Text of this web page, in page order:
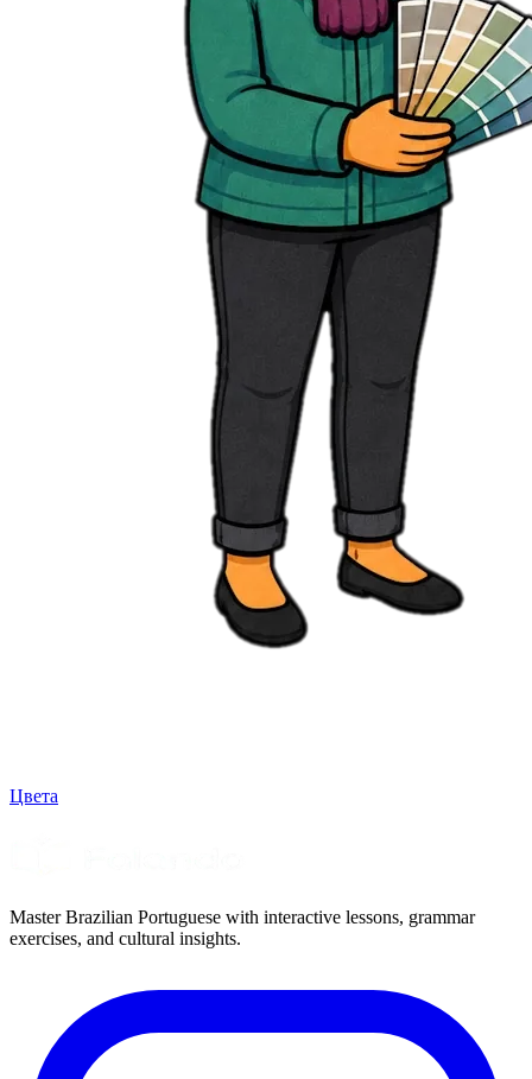
Цвета
Master Brazilian Portuguese with interactive lessons, grammar
exercises, and cultural insights.